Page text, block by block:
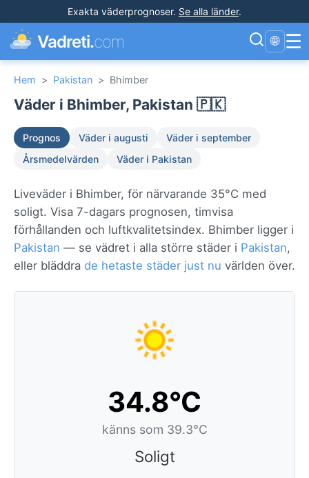
Exakta väderprognoser. Se alla länder.
Vadreti.com 🌐 ☰
Hem > Pakistan > Bhimber
Väder i Bhimber, Pakistan 🇵🇰
Prognos Väder i augusti
Väder i september
Årsmedelvärden
Väder i Pakistan
Liveväder i Bhimber, för närvarande 35°C med
soligt. Visa 7-dagars prognosen, timvisa
förhållanden och luftkvalitetsindex. Bhimber ligger i
Pakistan — se vädret i alla större städer i Pakistan,
eller bläddra de hetaste städer just nu världen över.
34.8°C
känns som 39.3°C
Soligt